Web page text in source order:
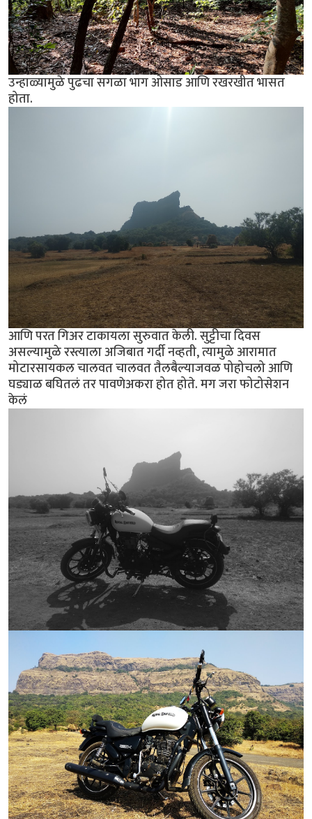
उन्हाळ्यामुळे पुढचा सगळा भाग ओसाड आणि रखरखीत भासत
होता.
आणि परत गिअर टाकायला सुरुवात केली. सुट्टीचा दिवस
असल्यामुळे रस्त्याला अजिबात गर्दी नव्हती, त्यामुळे आरामात
मोटारसायकल चालवत चालवत तैलबैल्याजवळ पोहोचलो आणि
घड्याळ बघितलं तर पावणेअकरा होत होते. मग जरा फोटोसेशन
केलं